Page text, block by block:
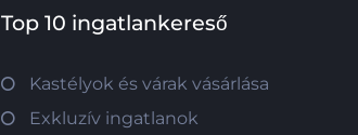
Top 10 ingatlankereső
Kastélyok és várak vásárlása
Exkluzív ingatlanok